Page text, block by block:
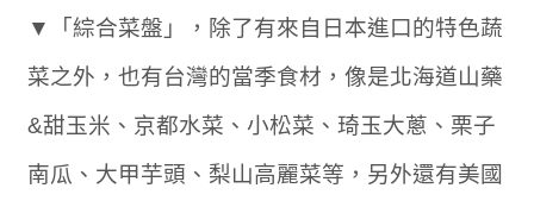
▼「綜合菜盤」，除了有來自日本進口的特色蔬
菜之外，也有台灣的當季食材，像是北海道山藥
&甜玉米、京都水菜、小松菜、琦玉大蔥、栗子
南瓜、大甲芋頭、梨山高麗菜等，另外還有美國